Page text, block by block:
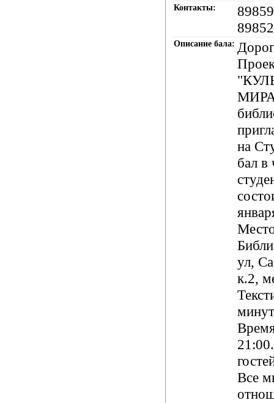
Контакты:
Описание бала:
на
бал в
ул,
к.2,
Все